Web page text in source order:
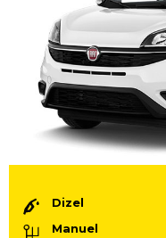
Dizel
Manuel